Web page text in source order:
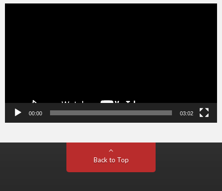
動
00:00 03:02
Back to Top